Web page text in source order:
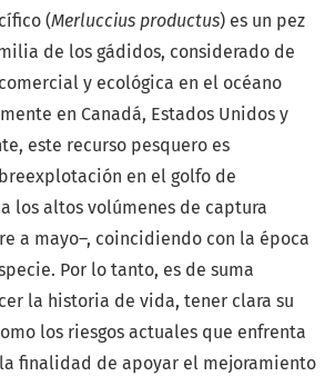
(Merluccius productus) es un pez
de los gádidos, considerado de
y ecológica en el océano
en Canadá, Estados Unidos y
este recurso pesquero es
en el golfo de
los altos volúmenes de captura
a mayo―, coincidiendo con la época
Por lo tanto, es de suma
la historia de vida, tener clara su
los riesgos actuales que enfrenta
finalidad de apoyar el mejoramiento